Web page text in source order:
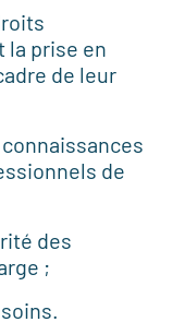
la prise en
de leur
de
des
;